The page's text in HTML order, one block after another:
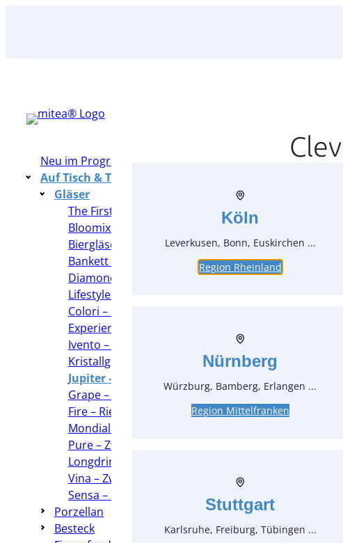
Neu im Programm
Auf Tisch & Tafel – Table Top
Gläser
The First – Zwiesel 1872
Bloomix – Foodgläser
Biergläser
Bankett – Rona
Diamond – Bormioli Rocco
Lifestyle – Spiegelau
Colori – Leonardo
Experience – Stölzle
Ivento – Zwiesel Kristallglas
Kristallgläser – Nachtmann
Jupiter – Zwiesel Kristallglas
Grape – Riedel
Fire – Riedel
Mondial – Zwiesel Kristallglas
Pure – Zwiesel Kristallglas
Longdrink Whiskey und Co
Vina – Zwiesel Kristallglas
Sensa – Zwiesel Kristallglas
Porzellan
Besteck
Köln
Leverkusen, Bonn, Euskirchen ...
Region Rheinland
Nürnberg
Würzburg, Bamberg, Erlangen ...
Region Mittelfranken
Stuttgart
Karlsruhe, Freiburg, Tübingen ...